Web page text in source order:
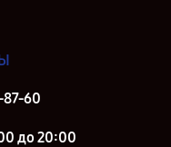
87-60
до 20:00